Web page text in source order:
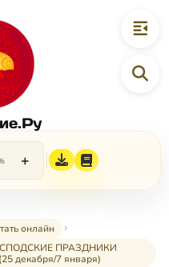
+
онлайн
ПРАЗДНИКИ
декабря/7 января)